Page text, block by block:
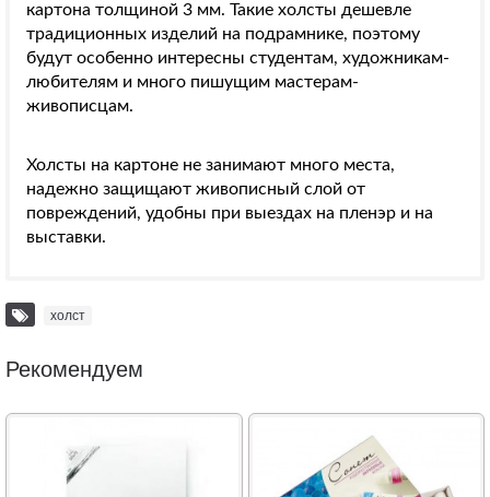
картона толщиной 3 мм. Такие холсты дешевле
традиционных изделий на подрамнике, поэтому
будут особенно интересны студентам, художникам-
любителям и много пишущим мастерам-
живописцам.
Холсты на картоне не занимают много места,
надежно защищают живописный слой от
повреждений, удобны при выездах на пленэр и на
выставки.
холст
Рекомендуем